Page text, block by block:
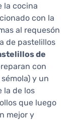
la cocina
con la
al requesón
de pastelillos
de
con
y un
la de los
que luego
mejor y